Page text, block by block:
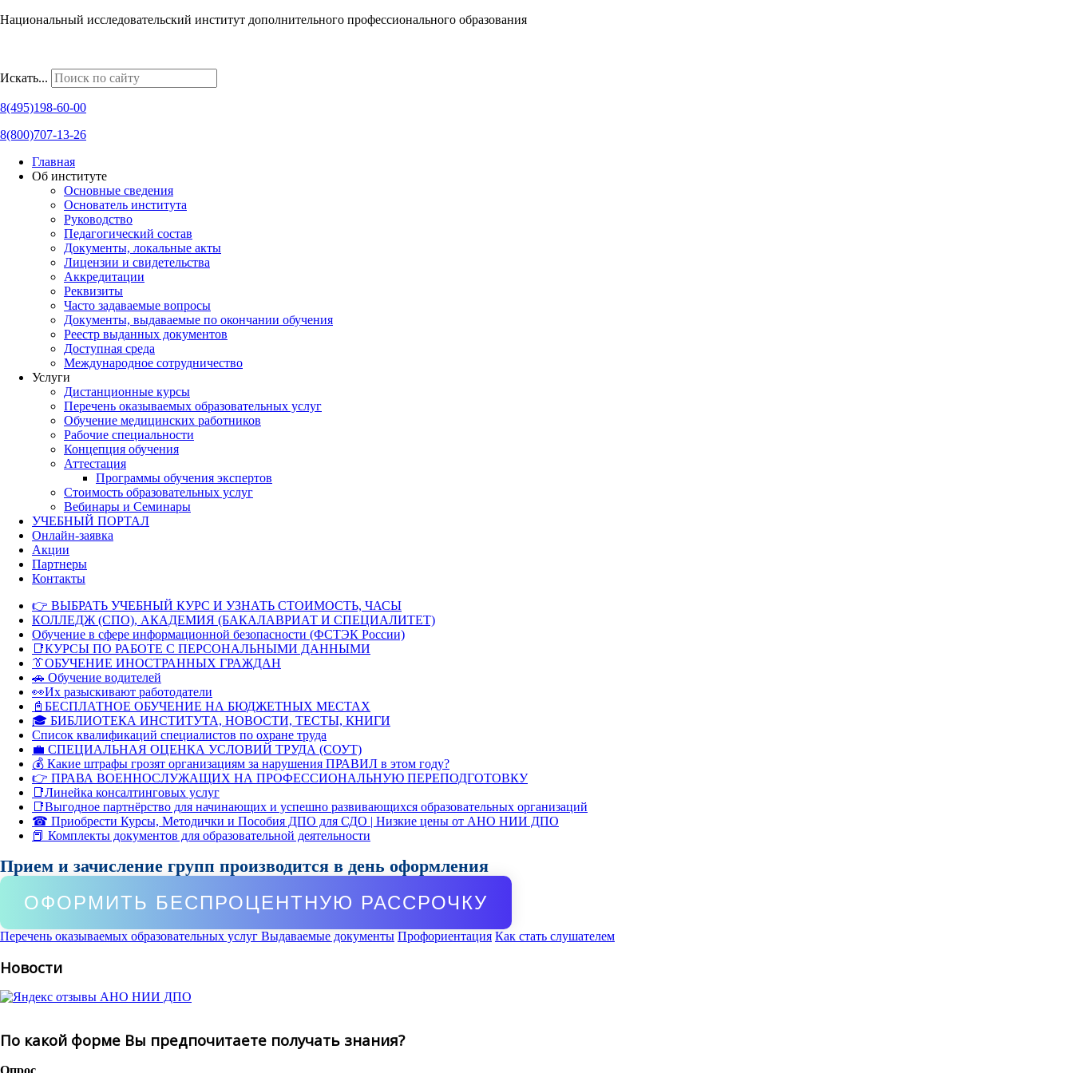
Национальный исследовательский институт дополнительного профессионального образования
Искать...
8(495)198-60-00
8(800)707-13-26
Главная
Об институте
Основные сведения
Основатель института
Руководство
Педагогический состав
Документы, локальные акты
Лицензии и свидетельства
Аккредитации
Реквизиты
Часто задаваемые вопросы
Документы, выдаваемые по окончании обучения
Реестр выданных документов
Доступная среда
Международное сотрудничество
Услуги
Дистанционные курсы
Перечень оказываемых образовательных услуг
Обучение медицинских работников
Рабочие специальности
Концепция обучения
Аттестация
Программы обучения экспертов
Стоимость образовательных услуг
Вебинары и Семинары
УЧЕБНЫЙ ПОРТАЛ
Онлайн-заявка
Акции
Партнеры
Контакты
👉 ВЫБРАТЬ УЧЕБНЫЙ КУРС И УЗНАТЬ СТОИМОСТЬ, ЧАСЫ
КОЛЛЕДЖ (СПО), АКАДЕМИЯ (БАКАЛАВРИАТ И СПЕЦИАЛИТЕТ)
Обучение в сфере информационной безопасности (ФСТЭК России)
📑КУРСЫ ПО РАБОТЕ С ПЕРСОНАЛЬНЫМИ ДАННЫМИ
👔ОБУЧЕНИЕ ИНОСТРАННЫХ ГРАЖДАН
🚗 Обучение водителей
👀Их разыскивают работодатели
📓БЕСПЛАТНОЕ ОБУЧЕНИЕ НА БЮДЖЕТНЫХ МЕСТАХ
🎓 БИБЛИОТЕКА ИНСТИТУТА, НОВОСТИ, ТЕСТЫ, КНИГИ
Список квалификаций специалистов по охране труда
💼 СПЕЦИАЛЬНАЯ ОЦЕНКА УСЛОВИЙ ТРУДА (СОУТ)
💰 Какие штрафы грозят организациям за нарушения ПРАВИЛ в этом году?
👉 ПРАВА ВОЕННОСЛУЖАЩИХ НА ПРОФЕССИОНАЛЬНУЮ ПЕРЕПОДГОТОВКУ
📑Линейка консалтинговых услуг
📑Выгодное партнёрство для начинающих и успешно развивающихся образовательных организаций
☎ Приобрести Курсы, Методички и Пособия ДПО для СДО | Низкие цены от АНО НИИ ДПО
📕 Комплекты документов для образовательной деятельности
Прием и зачисление групп производится в день оформления
ОФОРМИТЬ БЕСПРОЦЕНТНУЮ РАССРОЧКУ
Перечень оказываемых образовательных услуг Выдаваемые документы Профориентация Как стать слушателем
Новости
По какой форме Вы предпочитаете получать знания?
Опрос